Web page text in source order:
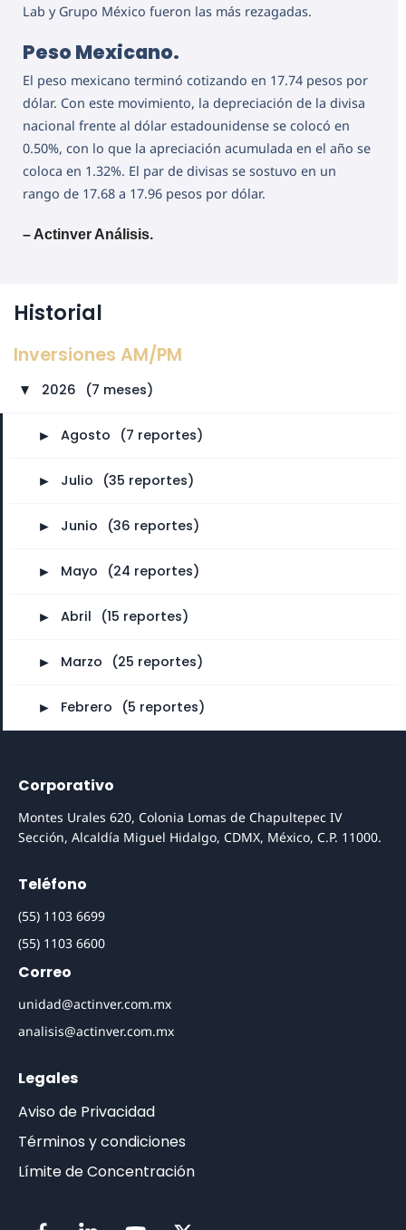
Lab y Grupo México fueron las más rezagadas.
Peso Mexicano.
El peso mexicano terminó cotizando en 17.74 pesos por
dólar. Con este movimiento, la depreciación de la divisa
nacional frente al dólar estadounidense se colocó en
0.50%, con lo que la apreciación acumulada en el año se
coloca en 1.32%. El par de divisas se sostuvo en un
rango de 17.68 a 17.96 pesos por dólar.
– Actinver Análisis.
Historial
Inversiones AM/PM
► 2026 (7 meses)
► Agosto (7 reportes)
► Julio (35 reportes)
► Junio (36 reportes)
► Mayo (24 reportes)
► Abril (15 reportes)
► Marzo (25 reportes)
► Febrero (5 reportes)
Corporativo
Montes Urales 620, Colonia Lomas de Chapultepec IV
Sección, Alcaldía Miguel Hidalgo, CDMX, México, C.P. 11000.
Teléfono
(55) 1103 6699
(55) 1103 6600
Correo
unidad@actinver.com.mx
analisis@actinver.com.mx
Legales
Aviso de Privacidad
Términos y condiciones
Límite de Concentración